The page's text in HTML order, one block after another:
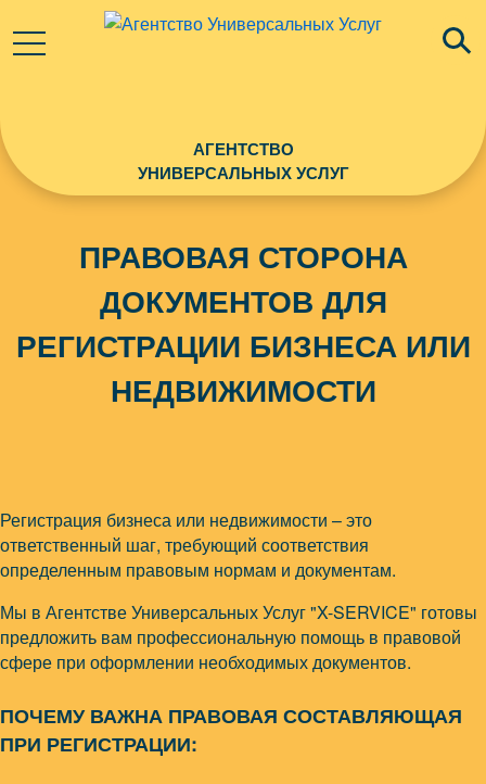
АГЕНТСТВО
УНИВЕРСАЛЬНЫХ УСЛУГ
ПРАВОВАЯ СТОРОНА
ДОКУМЕНТОВ ДЛЯ
РЕГИСТРАЦИИ БИЗНЕСА ИЛИ
НЕДВИЖИМОСТИ
Регистрация бизнеса или недвижимости – это
ответственный шаг, требующий соответствия
определенным правовым нормам и документам.
Мы в Агентстве Универсальных Услуг "X-SERVICE" готовы
предложить вам профессиональную помощь в правовой
сфере при оформлении необходимых документов.
ПОЧЕМУ ВАЖНА ПРАВОВАЯ СОСТАВЛЯЮЩАЯ
ПРИ РЕГИСТРАЦИИ: